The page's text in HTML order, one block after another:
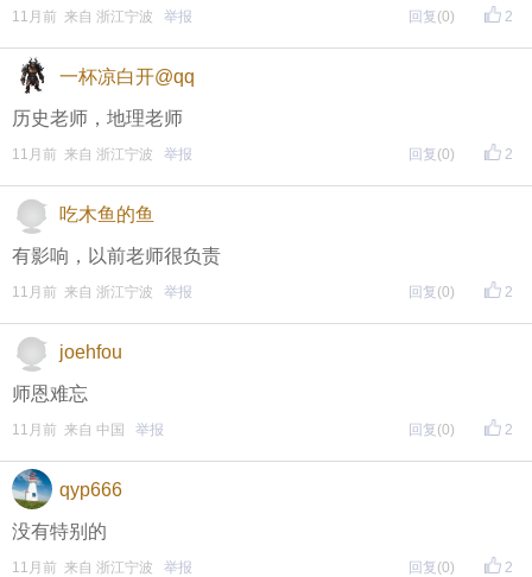
2
11月前 来自 浙江宁波 举报 回复 (0)
一杯凉白开@qq
历史老师，地理老师
2
11月前 来自 浙江宁波 举报 回复 (0)
吃木鱼的鱼
有影响，以前老师很负责
2
11月前 来自 浙江宁波 举报 回复 (0)
joehfou
师恩难忘
2
11月前 来自 中国 举报 回复 (0)
qyp666
没有特别的
2
11月前 来自 浙江宁波 举报 回复 (0)